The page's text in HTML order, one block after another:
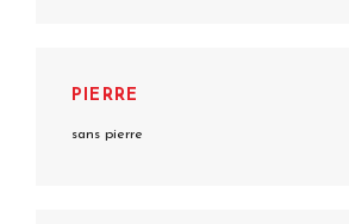
PIERRE
sans pierre